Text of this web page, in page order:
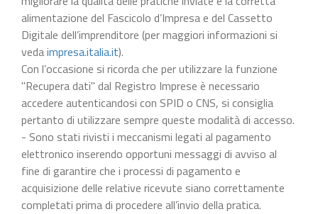
alimentazione del Fascicolo d’Impresa e del Cassetto
Digitale dell’imprenditore (per maggiori informazioni si
vedaimpresa.italia.it).
Con l’occasione si ricorda che per utilizzare la funzione
"Recupera dati" dal Registro Imprese è necessario
accedere autenticandosi con SPID o CNS, si consiglia
pertanto di utilizzare sempre queste modalità di accesso.
- Sono stati rivisti i meccanismi legati al pagamento
elettronico inserendo opportuni messaggi di avviso al
fine di garantire che i processi di pagamento e
acquisizione delle relative ricevute siano correttamente
completati prima di procedere all’invio della pratica.